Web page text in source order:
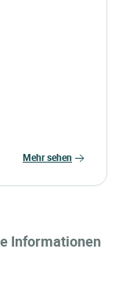
mehr sehen
Informationen